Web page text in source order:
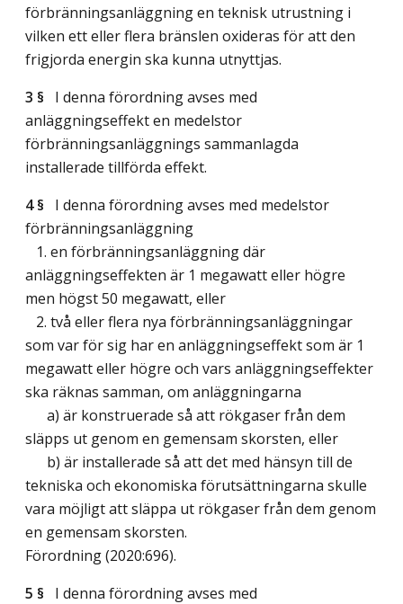
förbränningsanläggning en teknisk utrustning i
vilken ett eller flera bränslen oxideras för att den
frigjorda energin ska kunna utnyttjas.
3 § I denna förordning avses med
anläggningseffekt en medelstor
förbränningsanläggnings sammanlagda
installerade tillförda effekt.
4 § I denna förordning avses med medelstor
förbränningsanläggning
1. en förbränningsanläggning där
anläggningseffekten är 1 megawatt eller högre
men högst 50 megawatt, eller
2. två eller flera nya förbränningsanläggningar
som var för sig har en anläggningseffekt som är 1
megawatt eller högre och vars anläggningseffekter
ska räknas samman, om anläggningarna
a) är konstruerade så att rökgaser från dem
släpps ut genom en gemensam skorsten, eller
b) är installerade så att det med hänsyn till de
tekniska och ekonomiska förutsättningarna skulle
vara möjligt att släppa ut rökgaser från dem genom
en gemensam skorsten.
Förordning (2020:696).
5 § I denna förordning avses med